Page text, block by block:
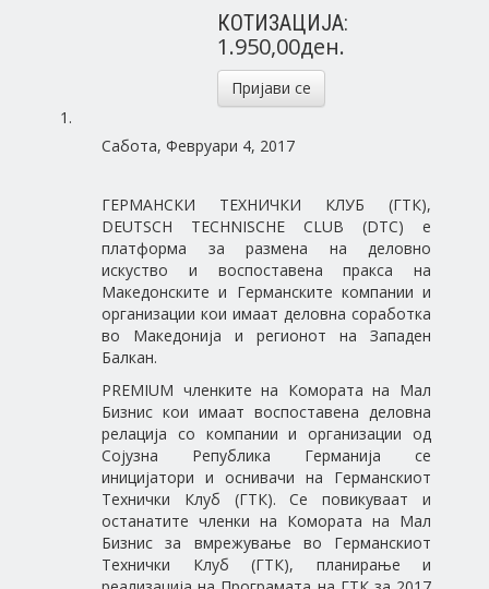
КОТИЗАЦИЈА:
1.950,00ден.
Пријави се
Сабота, Февруари 4, 2017
ГЕРМАНСКИ ТЕХНИЧКИ КЛУБ (ГТК),
DEUTSCH TECHNISCHE CLUB (DTC) е
платформа за размена на деловно
искуство и воспоставена пракса на
Македонските и Германските компании и
организации кои имаат деловна соработка
во Македонија и регионот на Западен
Балкан.
PREMIUM членките на Комората на Мал
Бизнис кои имаат воспоставена деловна
релација со компании и организации од
Сојузна Република Германија се
иницијатори и оснивачи на Германскиот
Технички Клуб (ГТК). Се повикуваат и
останатите членки на Комората на Мал
Бизнис за вмрежување во Германскиот
Технички Клуб (ГТК), планирање и